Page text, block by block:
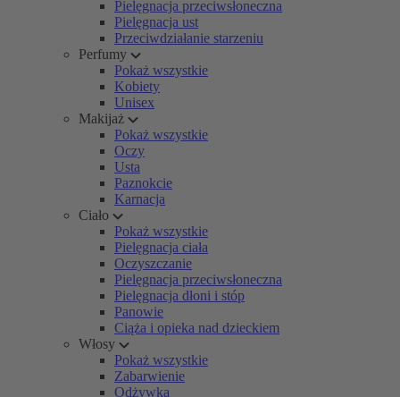
Pielęgnacja przeciwsłoneczna
Pielęgnacja ust
Przeciwdziałanie starzeniu
Perfumy
Pokaż wszystkie
Kobiety
Unisex
Makijaż
Pokaż wszystkie
Oczy
Usta
Paznokcie
Karnacja
Ciało
Pokaż wszystkie
Pielęgnacja ciała
Oczyszczanie
Pielęgnacja przeciwsłoneczna
Pielęgnacja dłoni i stóp
Panowie
Ciąża i opieka nad dzieckiem
Włosy
Pokaż wszystkie
Zabarwienie
Odżywka